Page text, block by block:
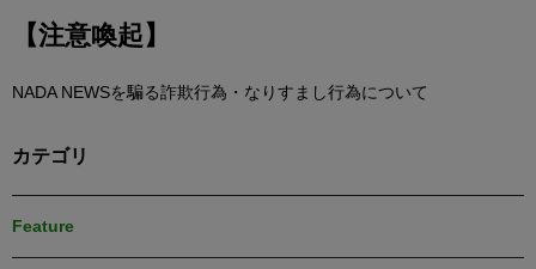
【注意喚起】
NADA NEWSを騙る詐欺行為・なりすまし行為について
カテゴリ
Feature